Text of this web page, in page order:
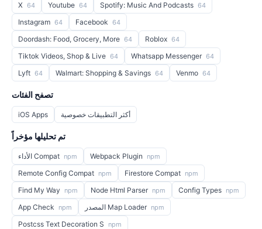
X 64 Youtube 64 Spotify: Music And Podcasts 64
Instagram 64 Facebook 64
Doordash: Food, Grocery, More 64 Roblox 64
Tiktok Videos, Shop & Live 64 Whatsapp Messenger 64
Lyft 64 Walmart: Shopping & Savings 64 Venmo 64
تصفح الفئات
iOS Apps أكثر التطبيقات خصوصية
تم تحليلها مؤخراً
الأداء Compat npm Webpack Plugin npm
Remote Config Compat npm Firestore Compat npm
Find My Way npm Node Html Parser npm Config Types npm
App Check npm المصدر Map Loader npm
Postcss Text Decoration S npm